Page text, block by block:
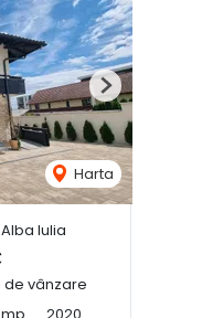
Harta
Next
Iulia
de vânzare